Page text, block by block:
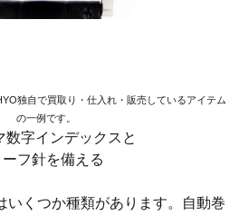
独自で買取り・仕入れ・販売しているアイテム
の一例です。
数字インデックスと
ーフ針を備える
いくつか種類があります。自動巻